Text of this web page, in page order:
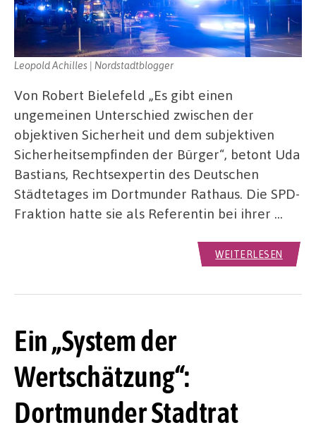
Leopold Achilles | Nordstadtblogger
Von Robert Bielefeld „Es gibt einen
ungemeinen Unterschied zwischen der
objektiven Sicherheit und dem subjektiven
Sicherheitsempfinden der Bürger“, betont Uda
Bastians, Rechtsexpertin des Deutschen
Städtetages im Dortmunder Rathaus. Die SPD-
Fraktion hatte sie als Referentin bei ihrer …
WEITERLESEN
Ein „System der
Wertschätzung“:
Dortmunder Stadtrat